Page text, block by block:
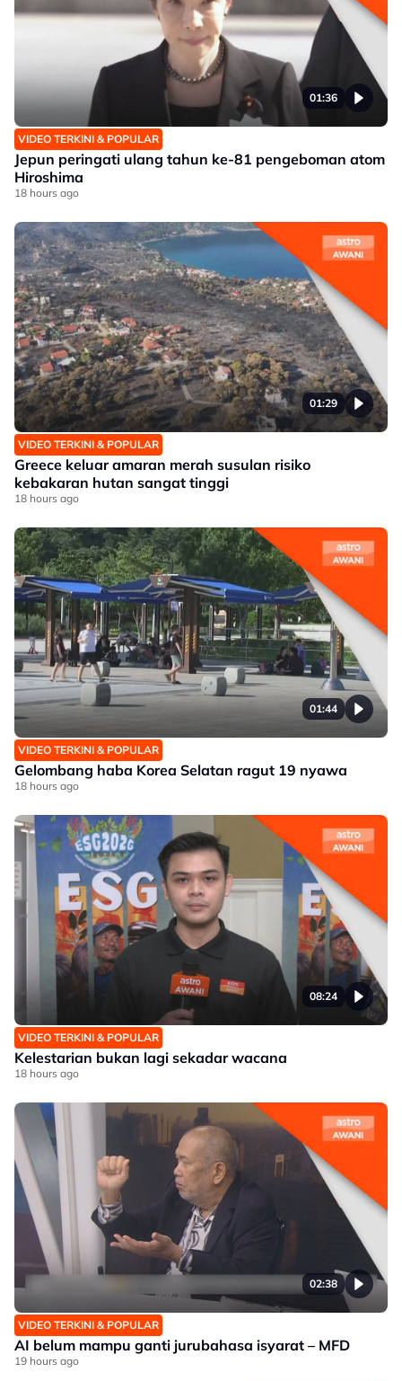
01:36
VIDEO TERKINI & POPULAR
Jepun peringati ulang tahun ke-81 pengeboman atom
Hiroshima
18 hours ago
01:29
VIDEO TERKINI & POPULAR
Greece keluar amaran merah susulan risiko
kebakaran hutan sangat tinggi
18 hours ago
01:44
VIDEO TERKINI & POPULAR
Gelombang haba Korea Selatan ragut 19 nyawa
18 hours ago
08:24
VIDEO TERKINI & POPULAR
Kelestarian bukan lagi sekadar wacana
18 hours ago
02:38
VIDEO TERKINI & POPULAR
AI belum mampu ganti jurubahasa isyarat – MFD
19 hours ago